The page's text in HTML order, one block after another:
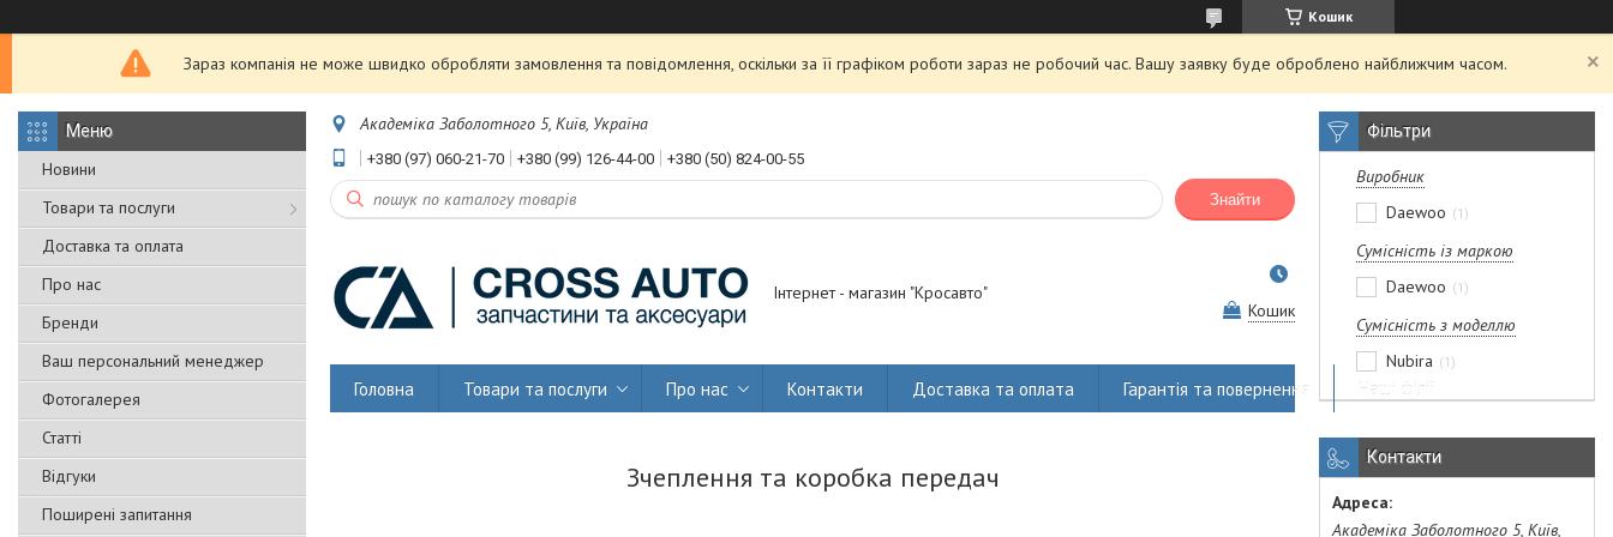
Кошик
Зараз компанія не може швидко обробляти замовлення та повідомлення, оскільки за її графіком роботи зараз не робочий час. Вашу заявку буде оброблено найближчим часом.
Новини
Товари та послуги
Доставка та оплата
Про нас
Бренди
Ваш персональний менеджер
Фотогалерея
Статті
Відгуки
Поширені запитання
Академіка Заболотного 5, Київ, Україна
+380 (97) 060-21-70 +380 (99) 126-44-00 +380 (50) 824-00-55
Знайти
Інтернет - магазин "Кросавто"
Кошик
Головна Товари та послуги Про нас Контакти Доставка та оплата Гарантія та повернення Наші філії
Зчеплення та коробка передач
Фільтри
Виробник
Daewoo
1
Сумісність із маркою
Daewoo
1
Сумісність з моделлю
Nubira
1
Контакти
Академіка Заболотного 5, Київ,